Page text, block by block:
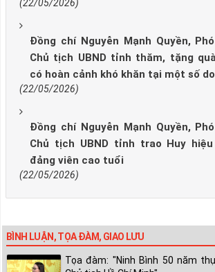
(22/05/2026)
Đồng chí Nguyễn Mạnh Quyền,
Chủ tịch UBND tỉnh thăm, tặng
có hoàn cảnh khó khăn tại một số
(22/05/2026)
Đồng chí Nguyễn Mạnh Quyền,
Chủ tịch UBND tỉnh trao Huy
đảng viên cao tuổi
(22/05/2026)
BÌNH LUẬN, TỌA ĐÀM, GIAO LƯU
Tọa đàm: "Ninh Bình 50 năm